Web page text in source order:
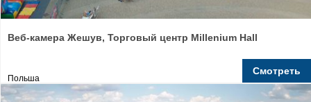
Веб-камера Жешув, Торговый центр Millenium Hall
Польша
Смотреть